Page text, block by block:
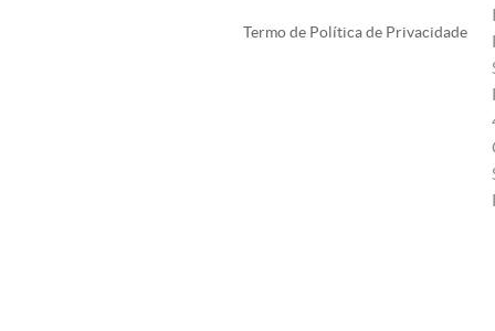
Termo de Política de Privacidade